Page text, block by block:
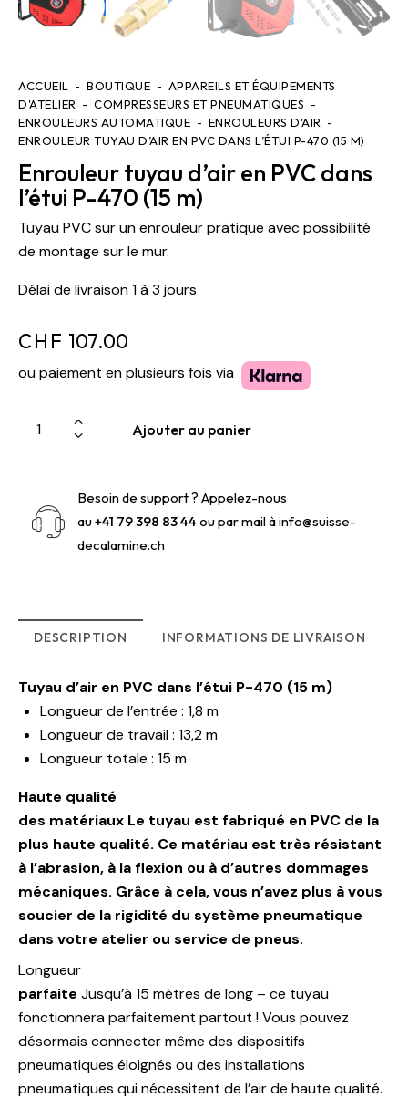
ACCUEIL BOUTIQUE
APPAREILS ET ÉQUIPEMENTS
D'ATELIER
COMPRESSEURS ET PNEUMATIQUES
ENROULEURS AUTOMATIQUE
ENROULEURS D'AIR
ENROULEUR TUYAU D’AIR EN PVC DANS L’ÉTUI P-470 (15 M)
Enrouleur tuyau d’air en PVC dans
l’étui P-470 (15 m)
Tuyau PVC sur un enrouleur pratique avec possibilité
de montage sur le mur.
Délai de livraison 1 à 3 jours
CHF 107.00
ou paiement en plusieurs fois via
Ajouter au panier
Besoin de support ? Appelez-nous
au+41 79 398 83 44ou par mail àinfo@suisse-
decalamine.ch
DESCRIPTION INFORMATIONS DE LIVRAISON
Tuyau d’air en PVC dans l’étui P-470 (15 m)
Longueur de l’entrée : 1,8 m
Longueur de travail : 13,2 m
Longueur totale : 15 m
Haute qualité
des matériaux Le tuyau est fabriqué en PVC de la
plus haute qualité. Ce matériau est très résistant
à l’abrasion, à la flexion ou à d’autres dommages
mécaniques. Grâce à cela, vous n’avez plus à vous
soucier de la rigidité du système pneumatique
dans votre atelier ou service de pneus.
Longueur
parfaite Jusqu’à 15 mètres de long – ce tuyau
fonctionnera parfaitement partout ! Vous pouvez
désormais connecter même des dispositifs
pneumatiques éloignés ou des installations
pneumatiques qui nécessitent de l’air de haute qualité.